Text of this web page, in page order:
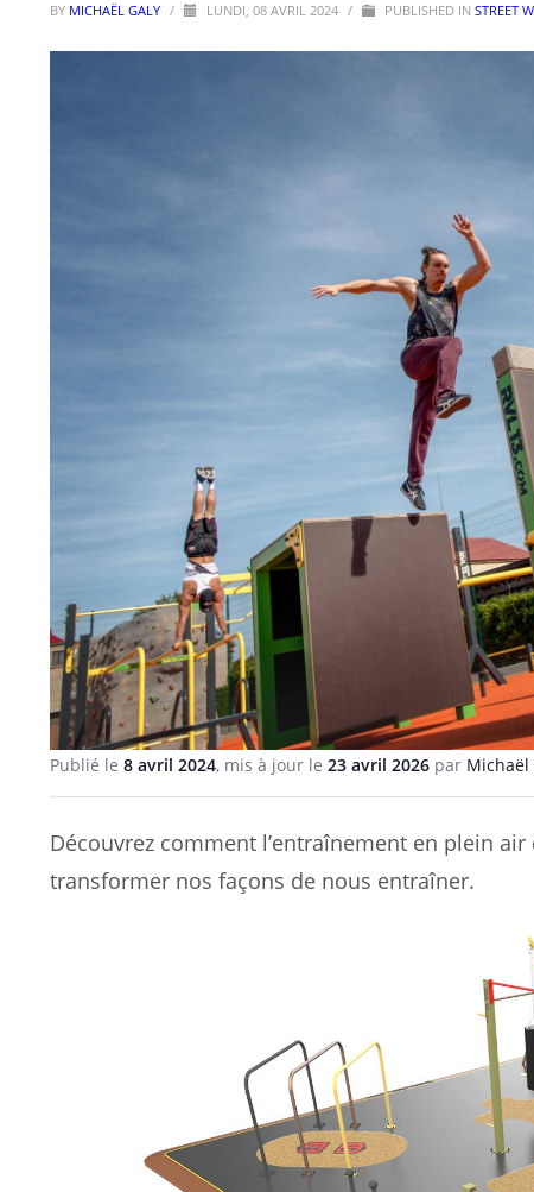
BY MICHAËL GALY / LUNDI, 08 AVRIL 2024 / PUBLISHED IN STREET
Publié le 8 avril 2024, mis à jour le 23 avril 2026 par Michaël
Découvrez comment l’entraînement en plein
transformer nos façons de nous entraîner.